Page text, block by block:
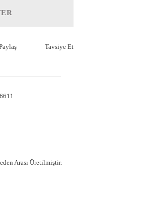
Tavsiye Et
Arası Üretilmiştir.